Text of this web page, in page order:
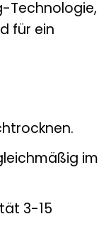
Technologie,
für ein
im
3-15